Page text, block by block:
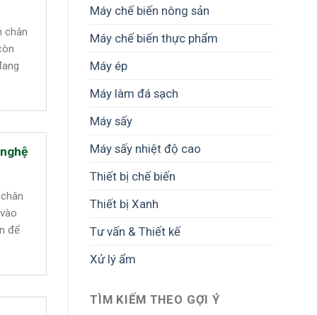
chân
để
Máy chế biến nông sản
Máy chế biến thực phẩm
Máy ép
Máy làm đá sạch
Máy sấy
Máy sấy nhiệt độ cao
Thiết bị chế biến
Thiết bị Xanh
Tư vấn & Thiết kế
Xử lý ẩm
TÌM KIẾM THEO GỢI Ý